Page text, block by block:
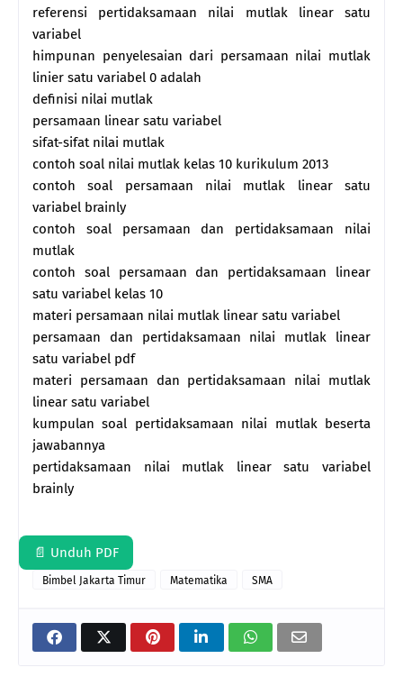
referensi pertidaksamaan nilai mutlak linear satu
variabel
himpunan penyelesaian dari persamaan nilai mutlak
linier satu variabel 0 adalah
definisi nilai mutlak
persamaan linear satu variabel
sifat-sifat nilai mutlak
contoh soal nilai mutlak kelas 10 kurikulum 2013
contoh soal persamaan nilai mutlak linear satu
variabel brainly
contoh soal persamaan dan pertidaksamaan nilai
mutlak
contoh soal persamaan dan pertidaksamaan linear
satu variabel kelas 10
materi persamaan nilai mutlak linear satu variabel
persamaan dan pertidaksamaan nilai mutlak linear
satu variabel pdf
materi persamaan dan pertidaksamaan nilai mutlak
linear satu variabel
kumpulan soal pertidaksamaan nilai mutlak beserta
jawabannya
pertidaksamaan nilai mutlak linear satu variabel
brainly
📄 Unduh PDF
Bimbel Jakarta Timur Matematika SMA